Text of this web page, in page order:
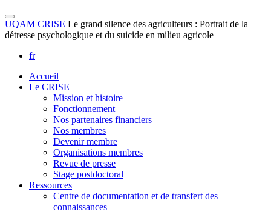
UQAM CRISE Le grand silence des agriculteurs : Portrait de la
détresse psychologique et du suicide en milieu agricole
fr
Accueil
Le CRISE
Mission et histoire
Fonctionnement
Nos partenaires financiers
Nos membres
Devenir membre
Organisations membres
Revue de presse
Stage postdoctoral
Ressources
Centre de documentation et de transfert des
connaissances